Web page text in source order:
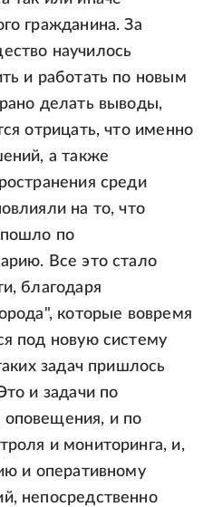
гражданина. За
научилось
и работать по новым
делать выводы,
отрицать, что именно
а также
среди
на то, что
пошло по
Все это стало
благодаря
которые вовремя
под новую систему
задач пришлось
и задачи по
и по
и мониторинга, и,
и оперативному
непосредственно